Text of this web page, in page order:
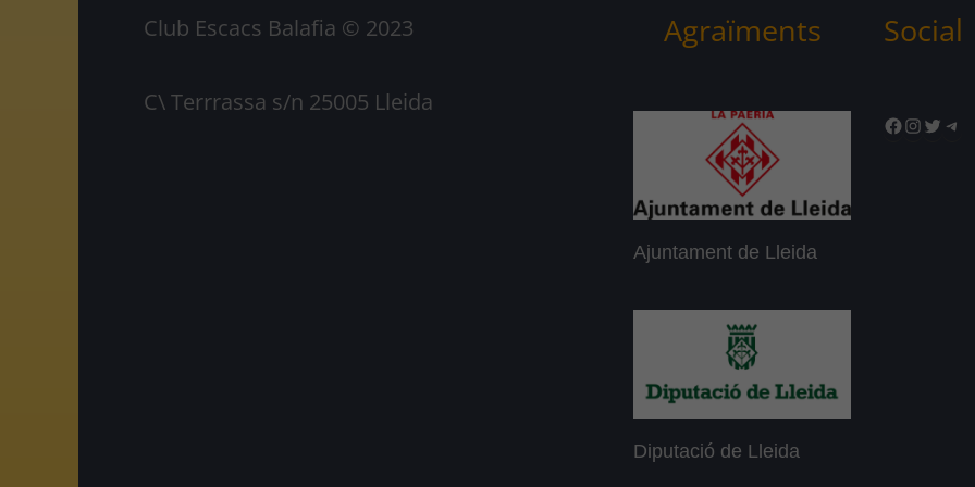
Club Escacs Balafia © 2023
C\ Terrrassa s/n 25005 Lleida
Agraïments
Ajuntament de Lleida
Diputació de Lleida
Social
Facebook
Twitter